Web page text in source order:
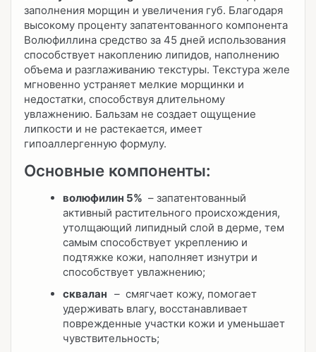
заполнения морщин и увеличения губ. Благодаря
высокому проценту запатентованного компонента
Волюфиллина средство за 45 дней использования
способствует накоплению липидов, наполнению
объема и разглаживанию текстуры. Текстура желе
мгновенно устраняет мелкие морщинки и
недостатки, способствуя длительному
увлажнению. Бальзам не создает ощущение
липкости и не растекается, имеет
гипоаллергенную формулу.
Основные компоненты:
волюфилин 5% – запатентованный
активный растительного происхождения,
утолщающий липидный слой в дерме, тем
самым способствует укреплению и
подтяжке кожи, наполняет изнутри и
способствует увлажнению;
сквалан – смягчает кожу, помогает
удерживать влагу, восстанавливает
поврежденные участки кожи и уменьшает
чувствительность;